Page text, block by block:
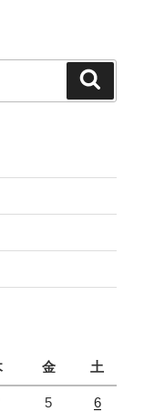
金 土
5 6